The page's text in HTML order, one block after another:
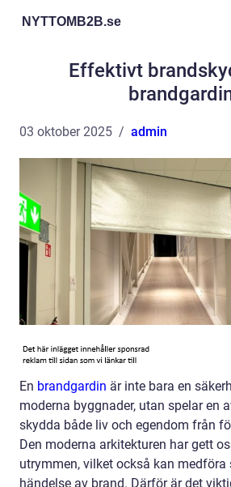
NYTTOMB2B.se
Effektivt
03 oktober 2025 admin
En brandgardin är inte bara en
moderna byggnader, utan spelar en
skydda både liv och egendom från
Den moderna arkitekturen har gett
utrymmen, vilket också kan medföra
händelse av brand. Därför är det